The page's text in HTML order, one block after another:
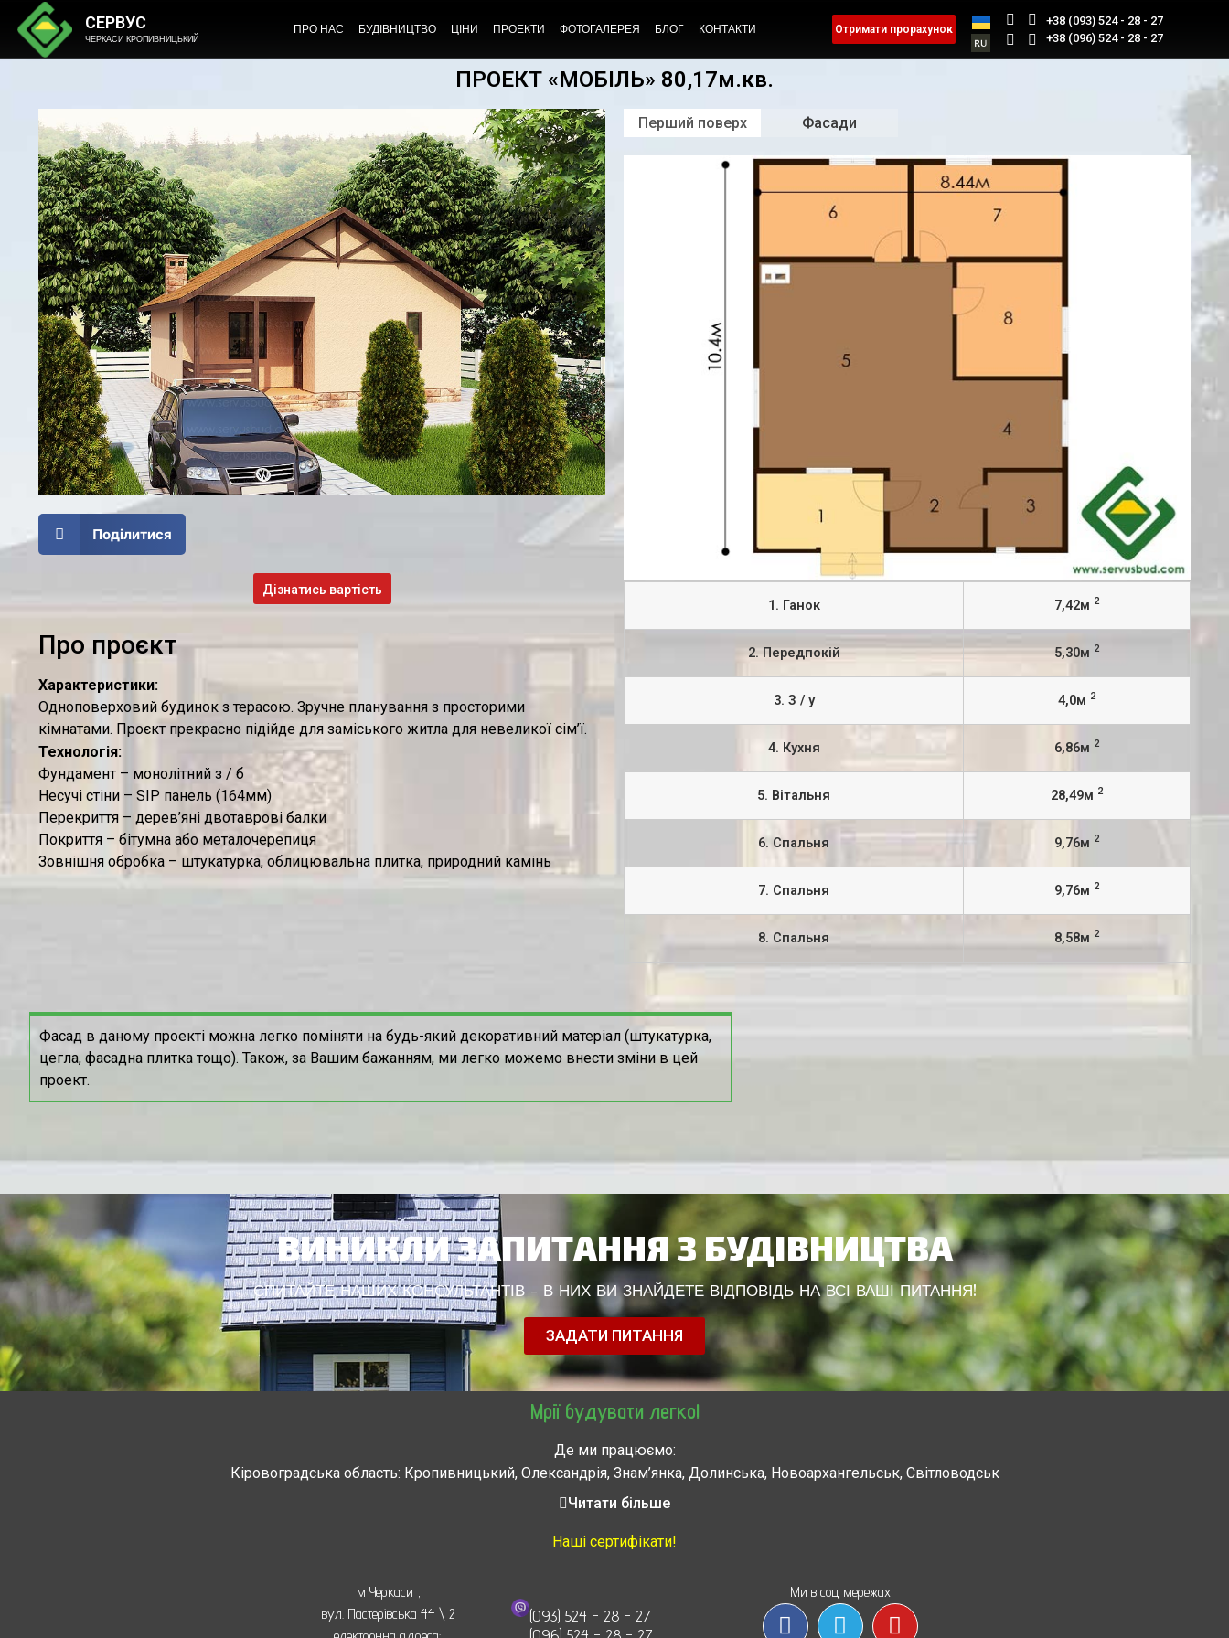
СЕРВУС
ЧЕРКАСИ КРОПИВНИЦЬКИЙ
ПРО НАС БУДІВНИЦТВО ЦІНИ ПРОЕКТИ ФОТОГАЛЕРЕЯ БЛОГ КОНТАКТИ Отримати прорахунок
+38 (093) 524 - 28 - 27
+38 (096) 524 - 28 - 27
ПРОЕКТ «МОБІЛЬ» 80,17м.кв.
Поділитися
Дізнатись вартість
Про проєкт
Характеристики:
Одноповерховий будинок з терасою. Зручне планування з просторими
кімнатами. Проєкт прекрасно підійде для заміського житла для невеликої сім’ї.
Технологія:
Фундамент – монолітний з / б
Несучі стіни – SIP панель (164мм)
Перекриття – дерев’яні двотаврові балки
Покриття – бітумна або металочерепиця
Зовнішня обробка – штукатурка, облицювальна плитка, природний камінь
Перший поверх Фасади
1. Ганок 7,42м 2
2. Передпокій 5,30м 2
3. З / у 4,0м 2
4. Кухня 6,86м 2
5. Вітальня 28,49м 2
6. Спальня 9,76м 2
7. Спальня 9,76м 2
8. Спальня 8,58м 2
Фасад в даному проекті можна легко поміняти на будь-який декоративний матеріал (штукатурка,
цегла, фасадна плитка тощо). Також, за Вашим бажанням, ми легко можемо внести зміни в цей
проект.
ВИНИКЛИ ЗАПИТАННЯ З БУДІВНИЦТВА
СПИТАЙТЕ НАШИХ КОНСУЛЬТАНТІВ - В НИХ ВИ ЗНАЙДЕТЕ ВІДПОВІДЬ НА ВСІ ВАШІ ПИТАННЯ!
ЗАДАТИ ПИТАННЯ
Мрії будувати легко!
Де ми працюємо:
Кіровоградська область: Кропивницький, Олександрія, Знам’янка, Долинська, Новоархангельськ, Світловодськ
Черкасская область: Ватутино, Городище, Жашков, Звенигородка, Золотоноша, Каменка, Канев, Корсунь-Шевченковский,
Читати більше
Наші сертифікати!
м Черкаси
вул. Пастерівська 44 \ 2
(093) 524 - 28 - 27
Ми в соц мережах